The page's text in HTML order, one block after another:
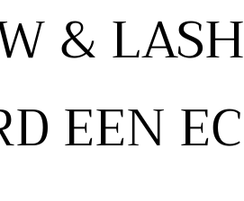
&
EEN